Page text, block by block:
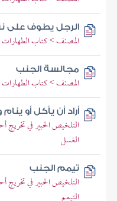
الرجل يطوف على
المصنف > كتاب الطهارات
مجالسة الجنب
المصنف > كتاب الطهارات
أراد أن يأكل أو
التلخيص الحبير في تخريج
الغسل
تيمم الجنب
التلخيص الحبير في تخريج